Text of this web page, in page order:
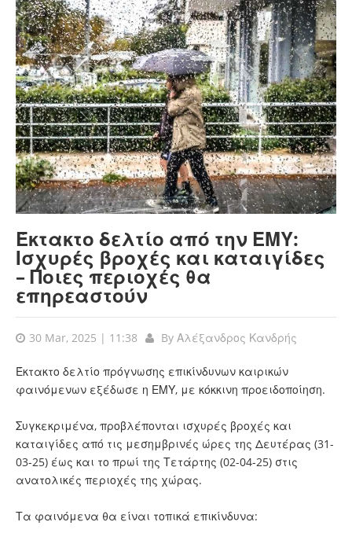
Έκτακτο δελτίο από την ΕΜΥ:
Ισχυρές βροχές και καταιγίδες
– Ποιες περιοχές θα
επηρεαστούν
30 Mar, 2025 | 11:38 By Αλέξανδρος Κανδρής
Έκτακτο δελτίο πρόγνωσης επικίνδυνων καιρικών
φαινόμενων εξέδωσε η ΕΜΥ, με κόκκινη προειδοποίηση.
Συγκεκριμένα, προβλέπονται ισχυρές βροχές και
καταιγίδες από τις μεσημβρινές ώρες της Δευτέρας (31-
03-25) έως και το πρωί της Τετάρτης (02-04-25) στις
ανατολικές περιοχές της χώρας.
Τα φαινόμενα θα είναι τοπικά επικίνδυνα: